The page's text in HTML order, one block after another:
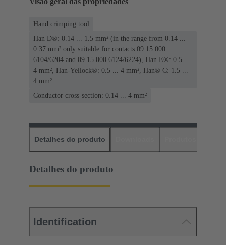
Hand crimping tool
Han D®: 0.14 ... 1.5 mm² (in the range from 0.14 ...
0.37 mm² only suitable for contacts 09 15 000
6104/6204 and 09 15 000 6124/6224), Han E®: 0.5 ...
4 mm², Han-Yellock®: 0.5 ... 4 mm², Han® C: 1.5 ...
4 mm²
Conductor cross-section: 0.14 ... 4 mm²
Detalhes do produto
Detalhes do produto
Identification